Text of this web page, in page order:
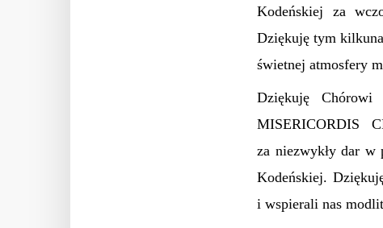
Kodeńskiej za
Dziękuję tym
świetnej atmosfery
Dziękuję
MISERICORDIS
za niezwykły dar w
Kodeńskiej.
i wspierali nas